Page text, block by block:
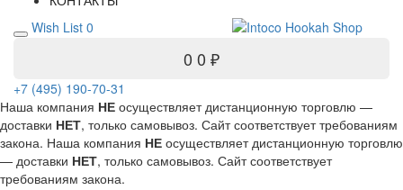
Wish List 0
0 0 ₽
+7 (495) 190-70-31
Наша компания НЕ осуществляет дистанционную торговлю —
доставки НЕТ, только самовывоз. Сайт соответствует требованиям
закона. Наша компания НЕ осуществляет дистанционную торговлю
— доставки НЕТ, только самовывоз. Сайт соответствует
требованиям закона.